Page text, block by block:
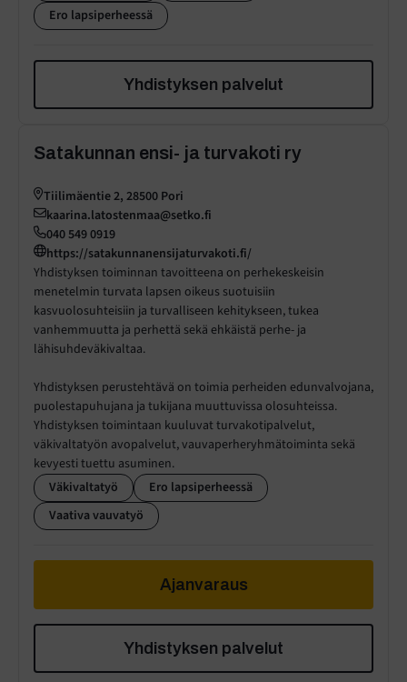
Ero lapsiperheessä
Yhdistyksen palvelut
Satakunnan ensi- ja turvakoti ry
Tiilimäentie 2, 28500 Pori
kaarina.latostenmaa@setko.fi
040 549 0919
https://satakunnanensijaturvakoti.fi/
Yhdistyksen toiminnan tavoitteena on perhekeskeisin
menetelmin turvata lapsen oikeus suotuisiin
kasvuolosuhteisiin ja turvalliseen kehitykseen, tukea
vanhemmuutta ja perhettä sekä ehkäistä perhe- ja
lähisuhdeväkivaltaa.
Yhdistyksen perustehtävä on toimia perheiden edunvalvojana,
puolestapuhujana ja tukijana muuttuvissa olosuhteissa.
Yhdistyksen toimintaan kuuluvat turvakotipalvelut,
väkivaltatyön avopalvelut, vauvaperheryhmätoiminta sekä
kevyesti tuettu asuminen.
Väkivaltatyö
Ero lapsiperheessä
Vaativa vauvatyö
Ajanvaraus
Yhdistyksen palvelut